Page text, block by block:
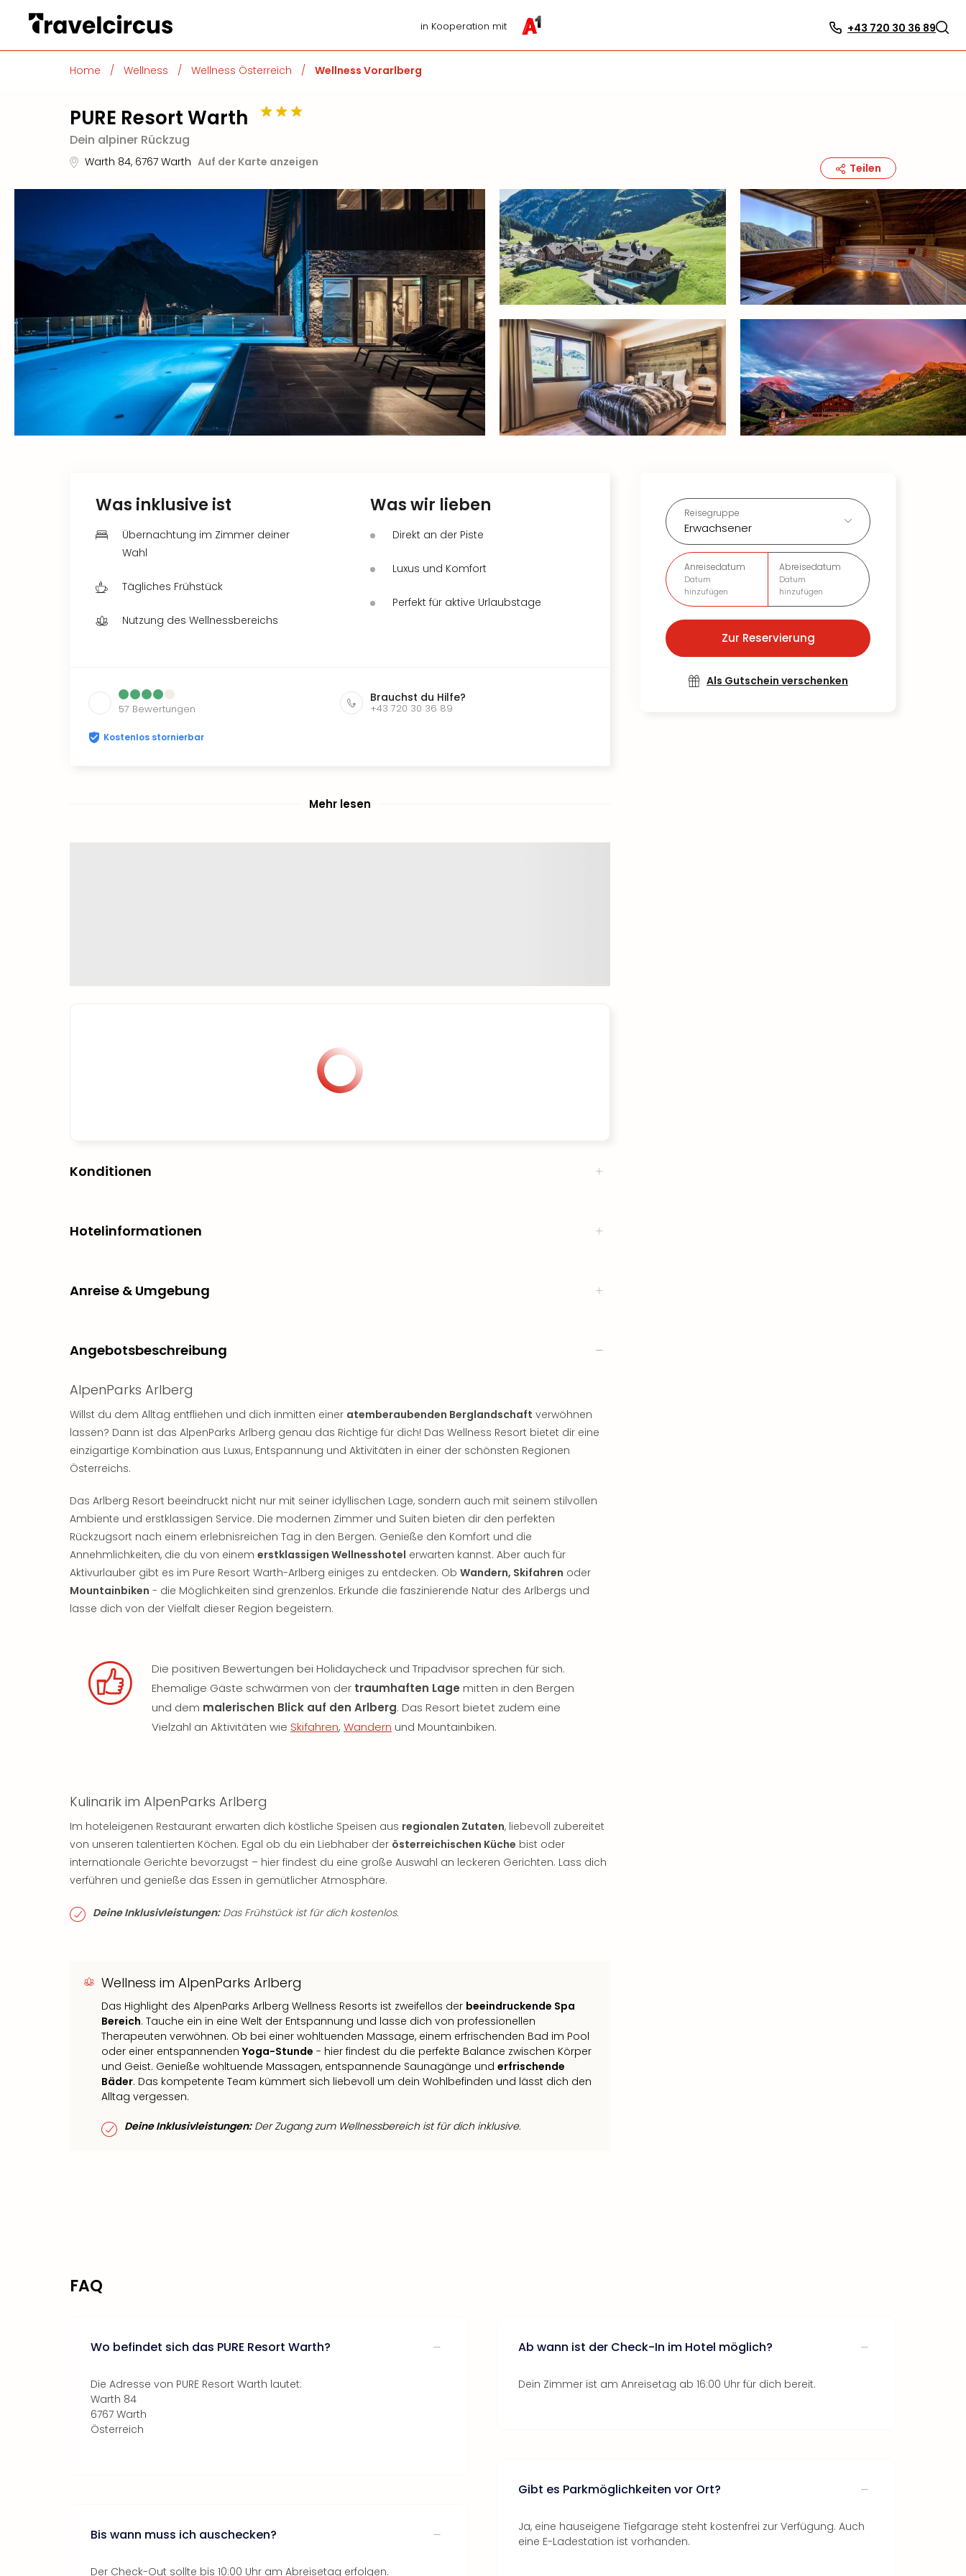
in Kooperation mit +43 720 30 36 89
Home / Wellness / Wellness Österreich / Wellness Vorarl­berg
PURE Resort Warth
Dein alpiner Rückzug
Warth 84, 6767 Warth Auf der Karte anzeigen Teilen
Reisegruppe
Erwachsener
Anreisedatum
Datum
hinzufügen
Abreisedatum
Datum
hinzufügen
Zur Reservierung
Als Gutschein verschenken
Was inklusive ist
Übernachtung im Zimmer deiner
Wahl
Tägliches Frühstück
Nutzung des Wellnessbereichs
Was wir lieben
Direkt an der Piste
Luxus und Komfort
Perfekt für aktive Urlaubstage
57 Bewertungen
Brauchst du Hilfe?
+43 720 30 36 89
Kostenlos stornierbar
Mehr lesen
Konditionen
Hotelinformationen
Anreise & Umgebung
Angebotsbeschreibung
AlpenParks Arlberg
Willst du dem Alltag entfliehen und dich inmitten einer atemberaubenden Berglandschaft verwöhnen
lassen? Dann ist das AlpenParks Arlberg genau das Richtige für dich! Das Wellness Resort bietet dir eine
einzigartige Kombination aus Luxus, Entspannung und Aktivitäten in einer der schönsten Regionen
Österreichs.
Das Arlberg Resort beeindruckt nicht nur mit seiner idyllischen Lage, sondern auch mit seinem stilvollen
Ambiente und erstklassigen Service. Die modernen Zimmer und Suiten bieten dir den perfekten
Rückzugsort nach einem erlebnisreichen Tag in den Bergen. Genieße den Komfort und die
Annehmlichkeiten, die du von einem erstklassigen Wellnesshotel erwarten kannst. Aber auch für
Aktivurlauber gibt es im Pure Resort Warth-Arlberg einiges zu entdecken. Ob Wandern, Skifahren oder
Mountainbiken - die Möglichkeiten sind grenzenlos. Erkunde die faszinierende Natur des Arlbergs und
lasse dich von der Vielfalt dieser Region begeistern.
Die positiven Bewertungen bei Holidaycheck und Tripadvisor sprechen für sich.
Ehemalige Gäste schwärmen von der traumhaften Lage mitten in den Bergen
und dem malerischen Blick auf den Arlberg. Das Resort bietet zudem eine
Vielzahl an Aktivitäten wie Skifahren, Wandern und Mountainbiken.
Kulinarik im AlpenParks Arlberg
Im hoteleigenen Restaurant erwarten dich köstliche Speisen aus regionalen Zutaten, liebevoll zubereitet
von unseren talentierten Köchen. Egal ob du ein Liebhaber der österreichischen Küche bist oder
internationale Gerichte bevorzugst – hier findest du eine große Auswahl an leckeren Gerichten. Lass dich
verführen und genieße das Essen in gemütlicher Atmosphäre.
Deine Inklusivleistungen:Das Frühstück ist für dich kostenlos.
Wellness im AlpenParks Arlberg
Das Highlight des AlpenParks Arlberg Wellness Resorts ist zweifellos der beeindruckende Spa
Bereich. Tauche ein in eine Welt der Entspannung und lasse dich von professionellen
Therapeuten verwöhnen. Ob bei einer wohltuenden Massage, einem erfrischenden Bad im Pool
oder einer entspannendenYoga-Stunde - hier findest du die perfekte Balance zwischen Körper
und Geist. Genieße wohltuende Massagen, entspannende Saunagänge und erfrischende
Bäder. Das kompetente Team kümmert sich liebevoll um dein Wohlbefinden und lässt dich den
Alltag vergessen.
Deine Inklusivleistungen:Der Zugang zum Wellnessbereich ist für dich inklusive.
FAQ
Wo befindet sich das PURE Resort Warth?
Die Adresse von PURE Resort Warth lautet:
Warth 84
6767 Warth
Österreich
Bis wann muss ich auschecken?
Der Check-Out sollte bis 10:00 Uhr am Abreisetag erfolgen.
Ab wann ist der Check-In im Hotel möglich?
Dein Zimmer ist am Anreisetag ab 16:00 Uhr für dich bereit.
Gibt es Parkmöglichkeiten vor Ort?
Ja, eine hauseigene Tiefgarage steht kostenfrei zur Verfügung. Auch
eine E-Ladestation ist vorhanden.